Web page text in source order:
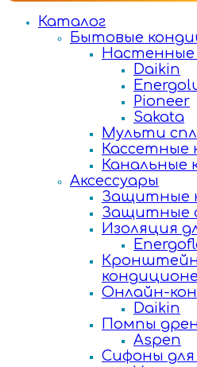
Каталог
Бытовые
Настенные
Daikin
Pioneer
Sakata
Мульти
Кассетные
Канальные
Аксессуары
Защитные
Защитные
Изоляция
Онлайн-
Daikin
Помпы
Aspen
Сифоны